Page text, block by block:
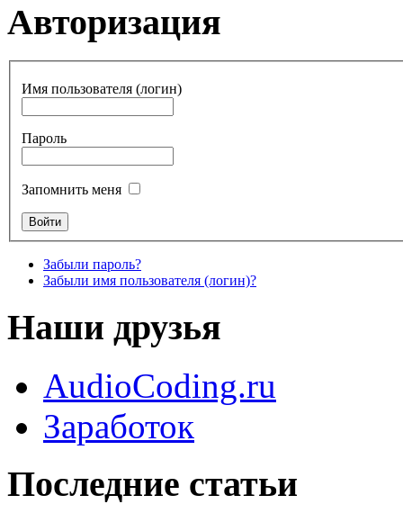
Авторизация
Имя пользователя (логин)
Пароль
Запомнить меня
Забыли пароль?
Забыли имя пользователя (логин)?
Наши друзья
AudioCoding.ru
Заработок
Последние статьи